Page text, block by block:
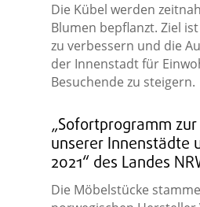
Die Kübel werden
Blumen bepflanzt. Ziel
zu verbessern und die
der Innenstadt für
Besuchende zu steigern.
„Sofortprogramm
unserer Innenstädte
2021“ des Landes
Die Möbelstücke